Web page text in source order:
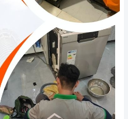
hết nước trong máy. Bạn
bẩn và côn trùng xâm
phẩm tại Home Best?
Chúng tôi cam kết cung cấp sản
gốc, xuất xứ và chứng từ